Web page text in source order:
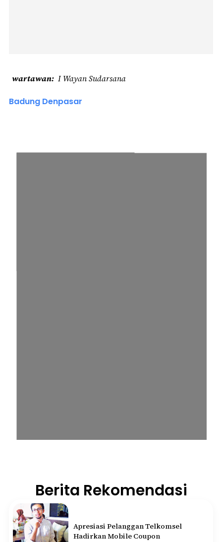
wartawan I Wayan Sudarsana
Badung Denpasar
Berita Rekomendasi
Apresiasi Pelanggan Telkomsel
Hadirkan Mobile Coupon